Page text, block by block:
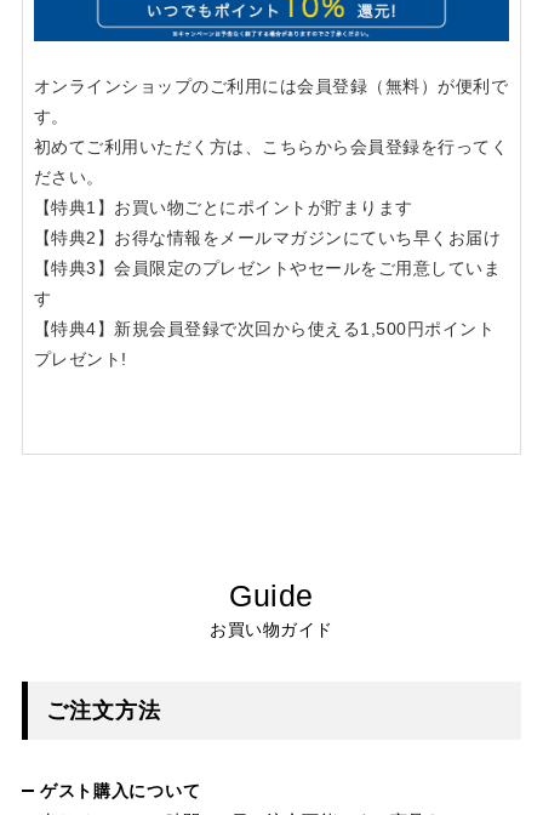
オンラインショップのご利用には会員登録（無料）が便利で
す。
初めてご利用いただく方は、こちらから会員登録を行ってく
ださい。
【特典1】お買い物ごとにポイントが貯まります
【特典2】お得な情報をメールマガジンにていち早くお届け
【特典3】会員限定のプレゼントやセールをご用意していま
す
【特典4】新規会員登録で次回から使える1,500円ポイント
プレゼント!
Guide
お買い物ガイド
ご注文方法
ゲスト購入について